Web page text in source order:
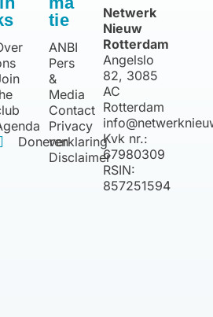
Doneren
tie
ANBI
Pers
&
Media
Contact
Privacy
verklaring
Disclaimer
Netwerk
Nieuw
Rotterdam
Angelslo
82, 3085
AC
Rotterdam
Kvk nr.:
67980309
RSIN:
857251594